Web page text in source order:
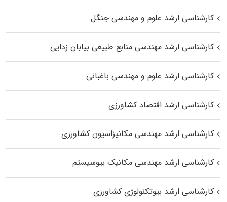
کارشناسی ارشد علوم و مهندسی جنگل
کارشناسی ارشد مهندسی منابع طبیعی بیابان زدایی
کارشناسی ارشد علوم و مهندسی باغبانی
کارشناسی ارشد اقتصاد کشاورزی
کارشناسی ارشد مهندسی مکانیزاسیون کشاورزی
کارشناسی ارشد مهندسی مکانیک بیوسیستم
کارشناسی ارشد بیوتکنولوژی کشاورزی